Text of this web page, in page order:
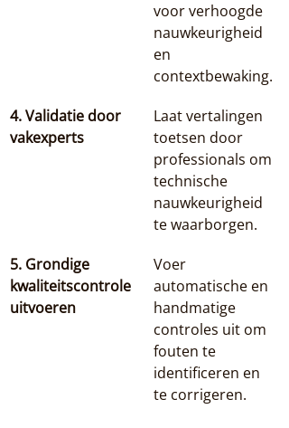
voor verhoogde
nauwkeurigheid
en
contextbewaking.
4. Validatie door
vakexperts
Laat vertalingen
toetsen door
professionals om
technische
nauwkeurigheid
te waarborgen.
5. Grondige
kwaliteitscontrole
uitvoeren
Voer
automatische en
handmatige
controles uit om
fouten te
identificeren en
te corrigeren.